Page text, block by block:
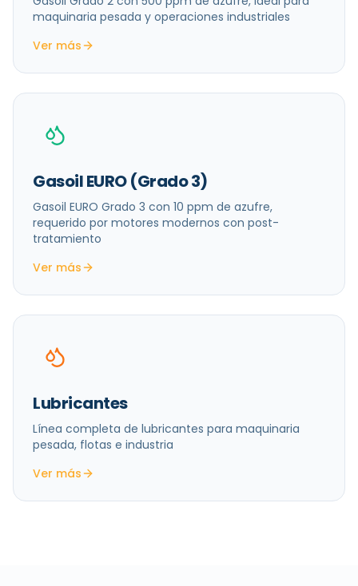
maquinaria pesada y operaciones industriales
Ver más
Gasoil EURO (Grado 3)
Gasoil EURO Grado 3 con 10 ppm de azufre,
requerido por motores modernos con post-
tratamiento
Ver más
Lubricantes
Línea completa de lubricantes para maquinaria
pesada, flotas e industria
Ver más